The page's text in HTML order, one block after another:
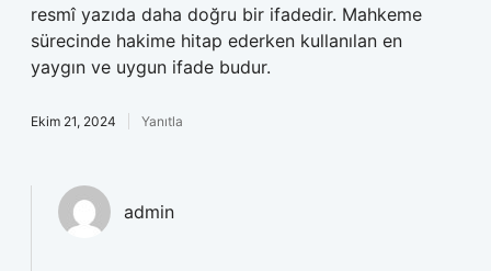
resmî yazıda daha doğru bir ifadedir. Mahkeme
sürecinde hakime hitap ederken kullanılan en
yaygın ve uygun ifade budur.
Ekim 21, 2024 Yanıtla
admin